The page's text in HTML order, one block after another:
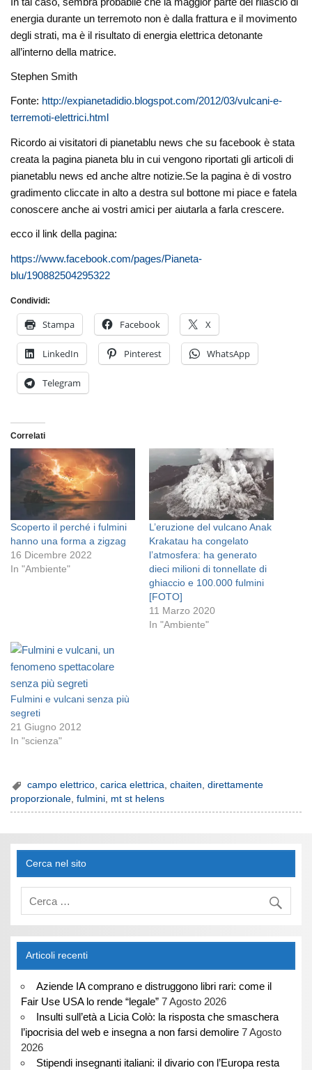
energia durante un terremoto non è dalla frattura e il movimento
degli strati, ma è il risultato di energia elettrica detonante
all’interno della matrice.
Stephen Smith
Fonte: http://expianetadidio.blogspot.com/2012/03/vulcani-e-
terremoti-elettrici.html
Ricordo ai visitatori di pianetablu news che su facebook è stata
creata la pagina pianeta blu in cui vengono riportati gli articoli di
pianetablu news ed anche altre notizie.Se la pagina è di vostro
gradimento cliccate in alto a destra sul bottone mi piace e fatela
conoscere anche ai vostri amici per aiutarla a farla crescere.
ecco il link della pagina:
https://www.facebook.com/pages/Pianeta-
blu/190882504295322
Condividi:
Stampa Facebook X
LinkedIn Pinterest WhatsApp
Telegram
Correlati
Scoperto il perché i fulmini
hanno una forma a zigzag
16 Dicembre 2022
In "Ambiente"
L’eruzione del vulcano Anak
Krakatau ha congelato
l’atmosfera: ha generato
dieci milioni di tonnellate di
ghiaccio e 100.000 fulmini
[FOTO]
11 Marzo 2020
In "Ambiente"
Fulmini e vulcani senza più
segreti
21 Giugno 2012
In "scienza"
campo elettrico ,carica elettrica ,chaiten ,direttamente
proporzionale,fulmini, mt st helens
Cerca nel sito
Articoli recenti
Aziende IA comprano e distruggono libri rari: come il
Fair Use USA lo rende “legale” 7 Agosto 2026
Insulti sull’età a Licia Colò: la risposta che smaschera
l’ipocrisia del web e insegna a non farsi demolire 7 Agosto
2026
Stipendi insegnanti italiani: il divario con l’Europa resta